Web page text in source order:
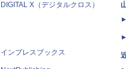
DIGITAL X（デジタルクロス）
インプレスブックス